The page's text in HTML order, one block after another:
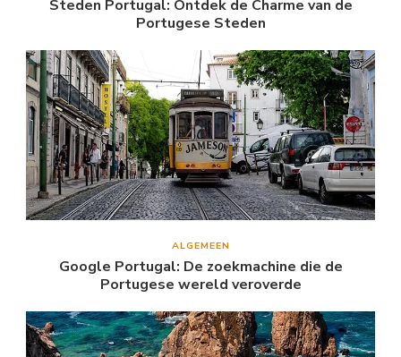
Steden Portugal: Ontdek de Charme van de
Portugese Steden
ALGEMEEN
Google Portugal: De zoekmachine die de
Portugese wereld veroverde